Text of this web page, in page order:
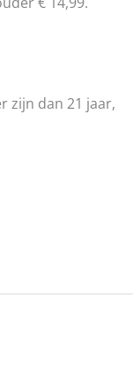
zijn dan 21 jaar,